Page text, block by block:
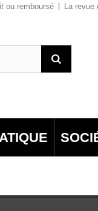
ou remboursé La revue